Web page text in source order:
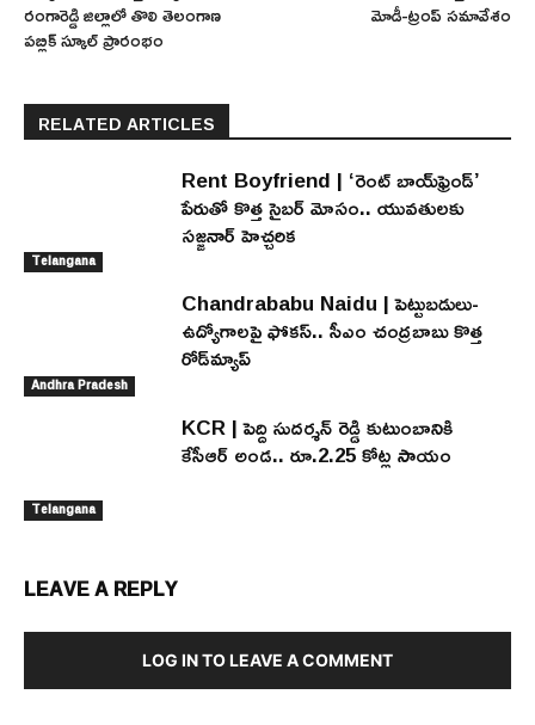
రంగారెడ్డి జిల్లాలో తొలి తెలంగాణ
పబ్లిక్ స్కూల్ ప్రారంభం
మోడీ-ట్రంప్ సమావేశం
RELATED ARTICLES
Telangana
Rent Boyfriend | ‘రెంట్ బాయ్‌ఫ్రెండ్’
పేరుతో కొత్త సైబర్ మోసం.. యువతులకు
సజ్జనార్ హెచ్చరిక
Andhra Pradesh
Chandrababu Naidu | పెట్టుబడులు-
ఉద్యోగాలపై ఫోకస్.. సీఎం చంద్రబాబు కొత్త
రోడ్‌మ్యాప్
Telangana
KCR | పెద్ది సుదర్శన్ రెడ్డి కుటుంబానికి
కేసీఆర్ అండ.. రూ.2.25 కోట్ల సాయం
LEAVE A REPLY
LOG IN TO LEAVE A COMMENT